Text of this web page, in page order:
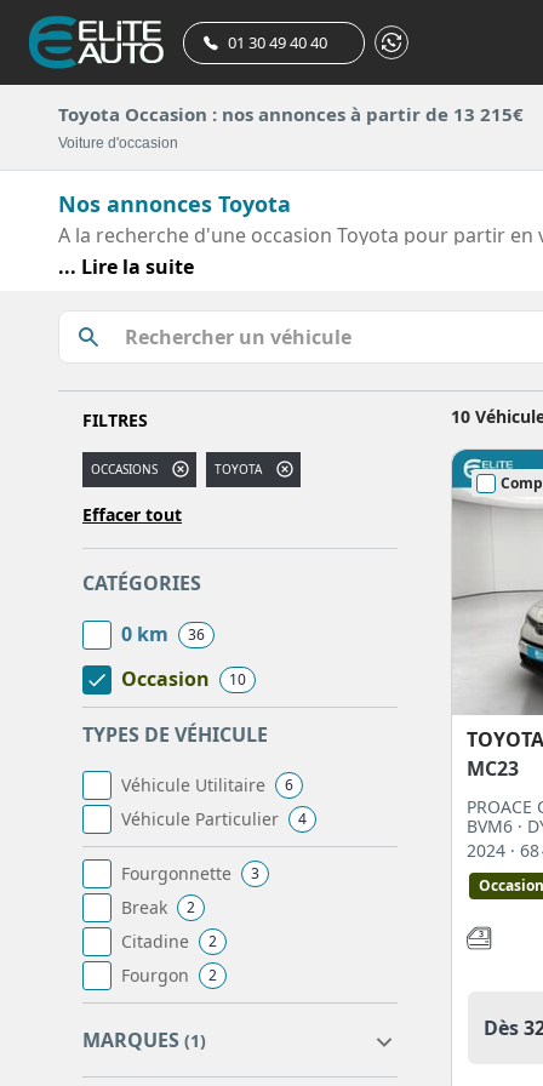
01 30 49 40 40
Toyota Occasion : nos annonces à partir de 13 215€
Voiture d'occasion
Nos annonces Toyota
A la recherche d'une occasion Toyota pour partir
l'ensemble de nos autos. Pour vous garantir une
de soucis, vous repartez sereinement au volant de
... Lire la suite
FILTRES
OCCASIONS TOYOTA
Effacer tout
CATÉGORIES
0 km
36
Occasion 10
TYPES DE VÉHICULE
Véhicule Utilitaire 6
Véhicule Particulier 4
Fourgonnette 3
Break 2
Citadine 2
Fourgon 2
MARQUES (1)
10
TOYOTA
MC23
BVM6 ·
2024 ·
Occasion
Dès